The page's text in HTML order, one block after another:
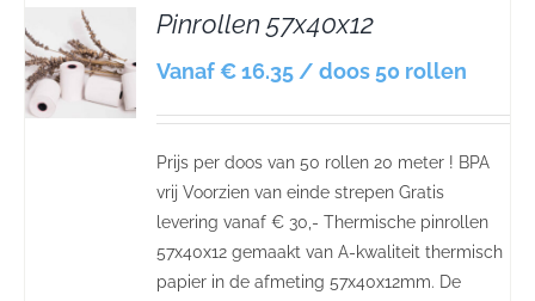
Pinrollen 57x40x12
Vanaf € 16.35 / doos 50 rollen
Prijs per doos van 50 rollen 20 meter ! BPA
vrij Voorzien van einde strepen Gratis
levering vanaf € 30,- Thermische pinrollen
57x40x12 gemaakt van A-kwaliteit thermisch
papier in de afmeting 57x40x12mm. De